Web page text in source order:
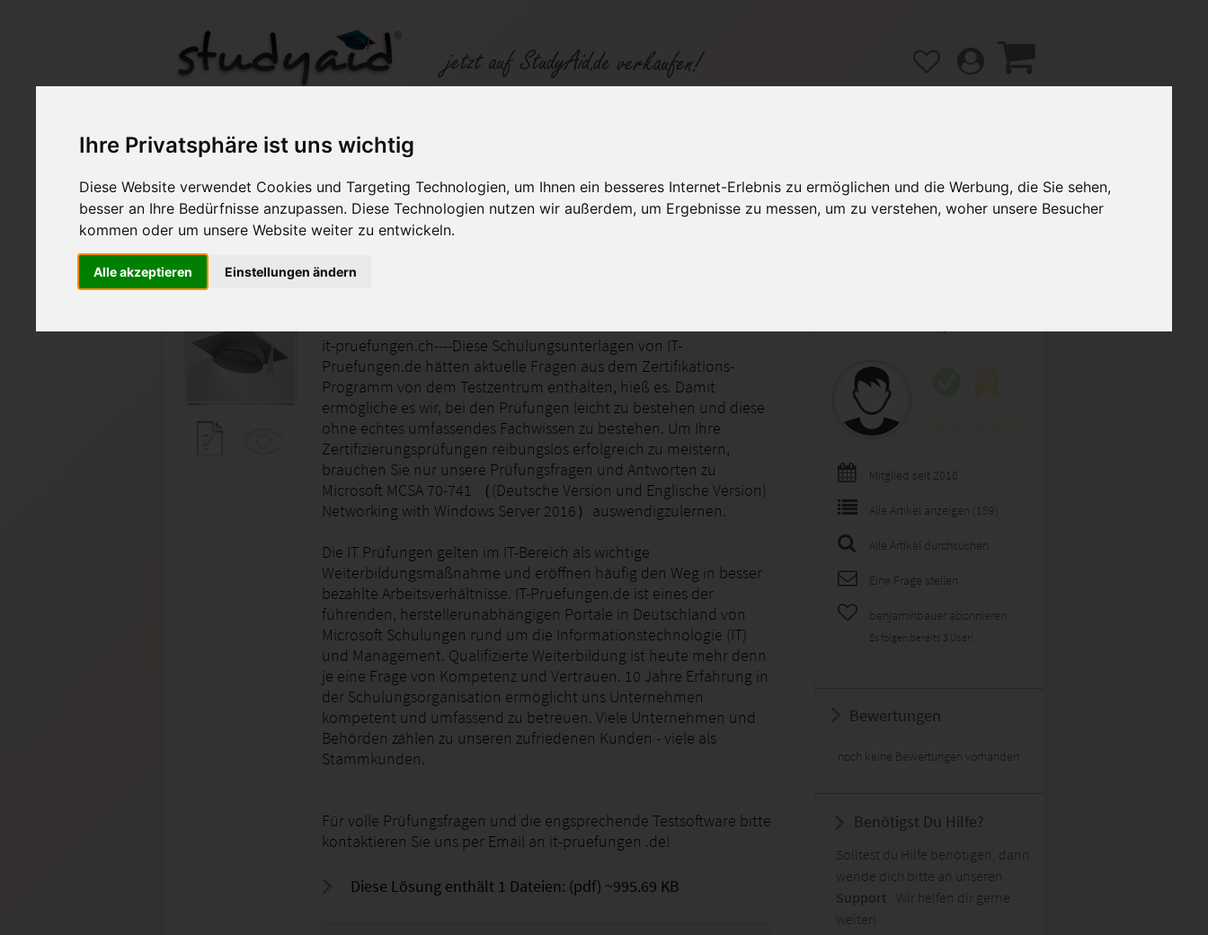
Ihre Privatsphäre ist uns wichtig
Diese Website verwendet Cookies und Targeting Technologien, um Ihnen ein besseres Internet-Erlebnis zu ermöglichen und die Werbung, die Sie sehen,
besser an Ihre Bedürfnisse anzupassen. Diese Technologien nutzen wir außerdem, um Ergebnisse zu messen, um zu verstehen, woher unsere Besucher
kommen oder um unsere Website weiter zu entwickeln.
Alle akzeptieren Einstellungen ändern
MCSA 2016 Exam 70-741 orig.Prüfungsfragen
Auf StudyAid.de verkaufen Kategorien Studiengänge / Lehrgänge Hilfe / FAQ
it-pruefungen.ch----Diese Schulungsunterlagen von IT-
Pruefungen.de hätten aktuelle Fragen aus dem Zertifikations-
Programm von dem Testzentrum enthalten, hieß es. Damit
ermögliche es wir, bei den Prüfungen leicht zu bestehen und diese
ohne echtes umfassendes Fachwissen zu bestehen. Um Ihre
Zertifizierungsprüfungen reibungslos erfolgreich zu meistern,
brauchen Sie nur unsere Prüfungsfragen und Antworten zu
Microsoft MCSA 70-741 （(Deutsche Version und Englische Version)
Networking with Windows Server 2016）auswendigzulernen.
Die IT Prüfungen gelten im IT-Bereich als wichtige
Weiterbildungsmaßnahme und eröffnen häufig den Weg in besser
bezahlte Arbeitsverhältnisse. IT-Pruefungen.de ist eines der
führenden, herstellerunabhängigen Portale in Deutschland von
Microsoft Schulungen rund um die Informationstechnologie (IT)
und Management. Qualifizierte Weiterbildung ist heute mehr denn
je eine Frage von Kompetenz und Vertrauen. 10 Jahre Erfahrung in
der Schulungsorganisation ermöglicht uns Unternehmen
kompetent und umfassend zu betreuen. Viele Unternehmen und
Behörden zählen zu unseren zufriedenen Kunden - viele als
Stammkunden.
Für volle Prüfungsfragen und die engsprechende Testsoftware bitte
kontaktieren Sie uns per Email an it-pruefungen .de!
Diese Lösung enthält 1 Dateien: (pdf) ~995.69 KB
Mitglied seit 2018
Alle Artikel anzeigen (159)
Alle Artikel durchsuchen
Eine Frage stellen
benjaminbauer abonnieren
Es folgen bereits 3 User!
Bewertungen
noch keine Bewertungen vorhanden
Benötigst Du Hilfe?
Solltest du Hilfe benötigen, dann
wende dich bitte an unseren
Support . Wir helfen dir gerne
weiter!